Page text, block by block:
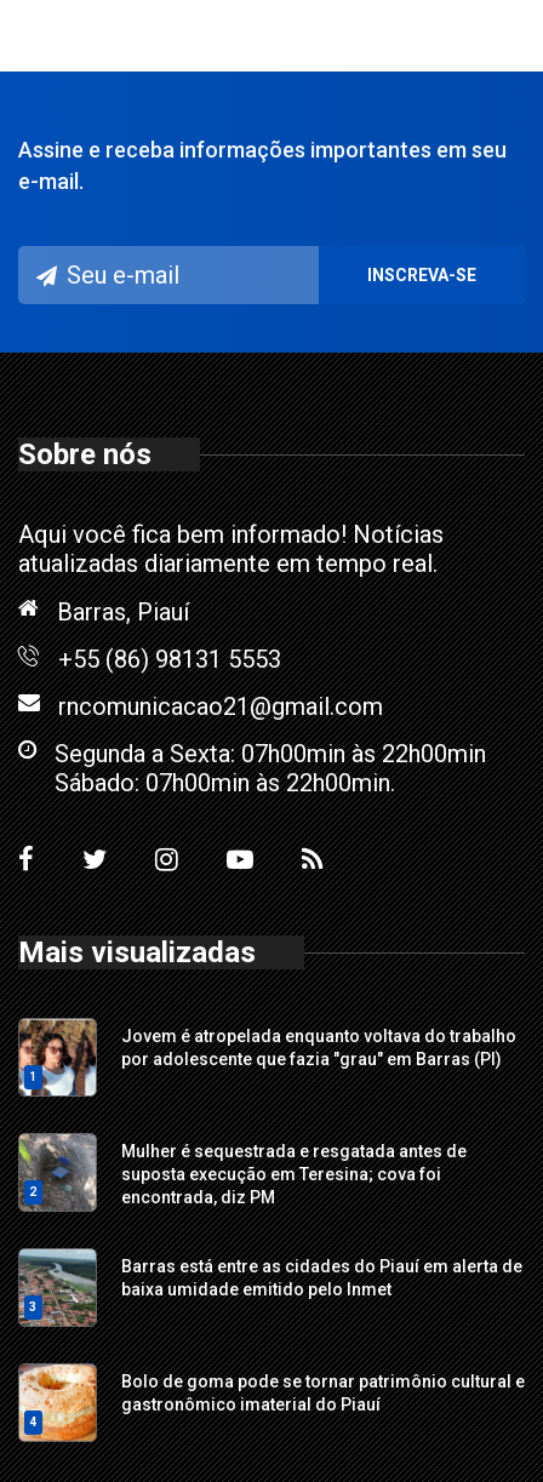
Assine e receba informações importantes em seu
e-mail.
Sobre nós
Aqui você fica bem informado! Notícias
atualizadas diariamente em tempo real.
Barras, Piauí
+55 (86) 98131 5553
rncomunicacao21@gmail.com
Segunda a Sexta: 07h00min às 22h00min
Sábado: 07h00min às 22h00min.
Mais visualizadas
1
Jovem é atropelada enquanto voltava do trabalho
por adolescente que fazia "grau" em Barras (PI)
2
Mulher é sequestrada e resgatada antes de
suposta execução em Teresina; cova foi
encontrada, diz PM
3
Barras está entre as cidades do Piauí em alerta de
baixa umidade emitido pelo Inmet
4
Bolo de goma pode se tornar patrimônio cultural e
gastronômico imaterial do Piauí